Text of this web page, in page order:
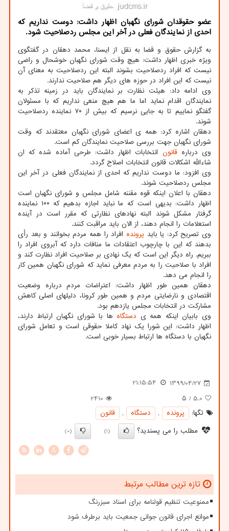
عضو حقوقدان شورای نگهبان اظهار داشت: دوست نداریم كه
احدی از نمایندگان فعلی در آخر این مجلس ردصلاحیت شود.
به گزارش حقوق و قضا به نقل از ایسنا، محمد دهقان در گفتگوی
ویژه خبری اظهار داشت: هیچ وقت شورای نگهبان خوشحال و راضی
نیست که افراد ردصلاحیت بشوند البته این ردصلاحیت به معنای آن
نیست که این افراد در حوزه های دیگر هم صلاحیت ندارند.
وی ادامه داد: هیئت نظارت بر نمایندگان باید در زمینه تذکر به
نمایندگان اقدام نماید اما ما هم هیچ منعی نداریم که با مسئولان
گفتگو نماییم تا به جایی نرسیم که بیش از ۷۰ نماینده ردصلاحیت
شوند.
دهقان اشاره کرد: همه ی اعضای شورای نگهبان معتقدند که وقت
شورای نگهبان جهت بررسی صلاحیت نمایندگان کم است.
وی دربارهقانون انتخابات اظهار داشت: طرحی آماده شده که ان
شاءالله اشکالات قانون انتخابات اصلاح گردد.
وی افزود: ما دوست نداریم که احدی از نمایندگان فعلی در آخر این
مجلس ردصلاحیت شوند.
دهقان با اعلان اینکه قوه مقننه شامل مجلس و شورای نگهبان است
اظهار داشت: بدیهی است که ما نباید اجازه بدهیم که ۱۰۰ نماینده
گرفتار مشکل شوند البته نهادهای نظارتی که مقرر است در آینده
استعلامات را انجام دهند، از الان باید مراقبت کنند.
وی تصریح کرد: یا باید پرونده افراد را همه مردم بخوانند و بعد رأی
بدهند که این با چارچوب اعتقادات ما منافات دارد که آبروی افراد را
ببریم. راه دیگر این است که یک نهادی بر صلاحیت افراد نظارت کند و
افراد با صلاحیت را به مردم معرفی نماید که شورای نگهبان همین کار
را انجام می دهد.
دهقان همین طور اظهار داشت: اعتراضات مردم درباره وضعیت
اقتصادی و نارضایتی مردم و همین طور کرونا، دلیلهای اصلی کاهش
مشارکت در انتخابات مجلس یازدهم بود.
وی بابیان اینکه همه ی دستگاه ها با شورای نگهبان ارتباط دارند،
اظهار داشت: این شورا یک نهاد کاملا حقوقی است و تعامل شورای
نگهبان با دستگاه ها ارتباط بسیار خوبی است.
1399/04/27
21:15:54
5.0 / ۵
2410
تگها:
پرونده , دستگاه ,
قانون
مطلب را می پسندید؟
(1)
(0)
X
تازه ترین مطالب مرتبط
ممنوعیت تنظیم قولنامه برای اسناد سبزرنگ
موانع اجرای قانون جوانی جمعیت باید برطرف شود